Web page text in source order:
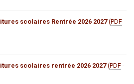
scolaires Rentrée 2026 2027 (PDF -
scolaires rentrée 2026 2027 (PDF -